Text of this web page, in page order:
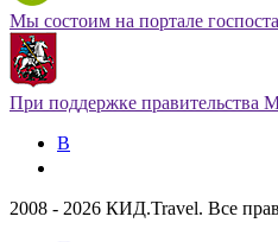
Мы состоим на портале
При поддержке правительства
В
2008 - 2026 КИД.Travel. Все